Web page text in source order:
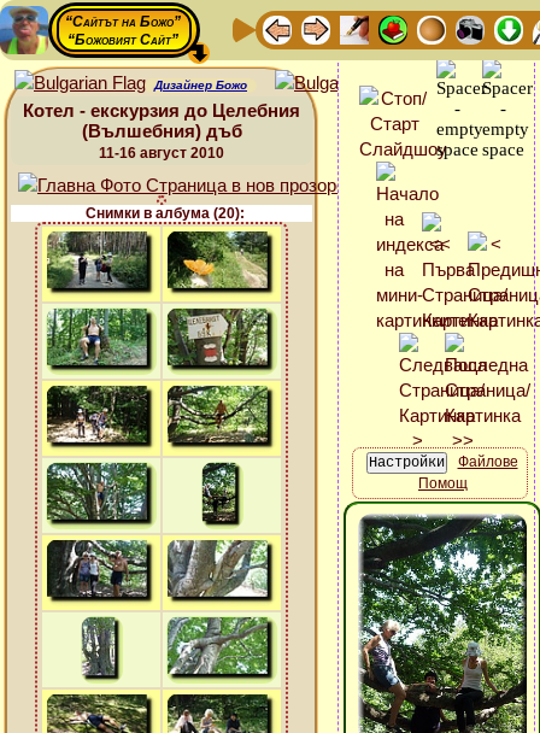
“Сайтът на Божо”
“Божовият Сайт”
Дизайнер Божо
Котел - екскурзия до Целебния
(Вълшебния) дъб
11-16 август 2010
Снимки в албума (20):
Файлове
Помощ